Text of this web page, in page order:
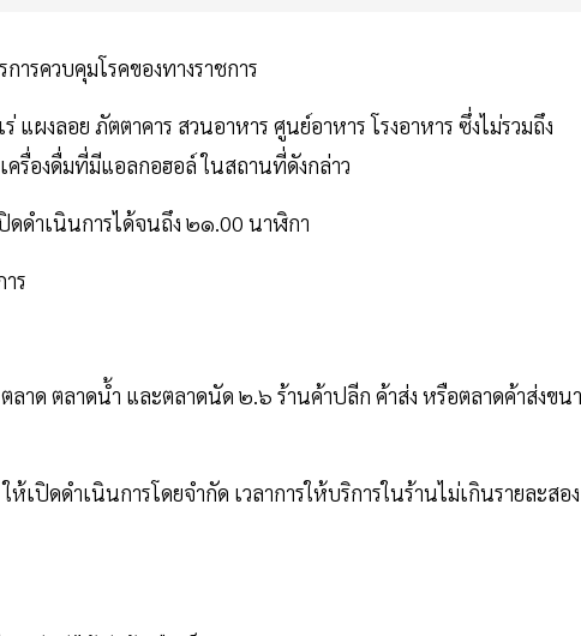
รควบคุมโรคของทางราชการ
แผงลอย ภัตตาคาร สวนอาหาร ศูนย์อาหาร โรงอาหาร ซึ่งไม่รวมถึง
ครื่องดื่มที่มีแอลกอฮอล์ ในสถานที่ดังกล่าว
ดําเนินการได้จนถึง ๒๑.00 นาฬิกา
ร
าด ตลาดน้ํา และตลาดนัด ๒.๖ ร้านค้าปลีก ค้าส่ง หรือตลาดค้าส่งขน
ปิดดําเนินการโดยจํากัด เวลาการให้บริการในร้านไม่เกินรายละสอง